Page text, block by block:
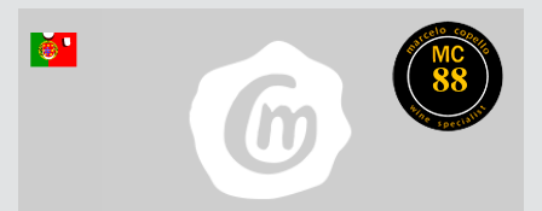
88